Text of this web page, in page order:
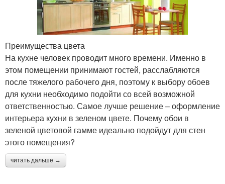
Преимущества цвета
На кухне человек проводит много времени. Именно в
этом помещении принимают гостей, расслабляются
после тяжелого рабочего дня, поэтому к выбору обоев
для кухни необходимо подойти со всей возможной
ответственностью. Самое лучше решение – оформление
интерьера кухни в зеленом цвете. Почему обои в
зеленой цветовой гамме идеально подойдут для стен
этого помещения?
читать дальше →